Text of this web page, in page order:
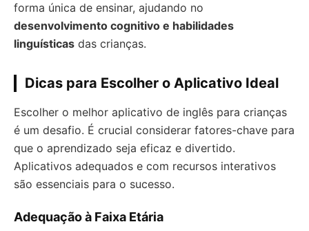
forma única de ensinar, ajudando no
desenvolvimento cognitivo e habilidades
linguísticas das crianças.
Dicas para Escolher o Aplicativo Ideal
Escolher o melhor aplicativo de inglês para crianças
é um desafio. É crucial considerar fatores-chave para
que o aprendizado seja eficaz e divertido.
Aplicativos adequados e com recursos interativos
são essenciais para o sucesso.
Adequação à Faixa Etária